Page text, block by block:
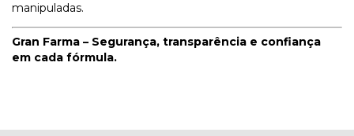
manipuladas.
Gran Farma – Segurança, transparência e confiança
em cada fórmula.